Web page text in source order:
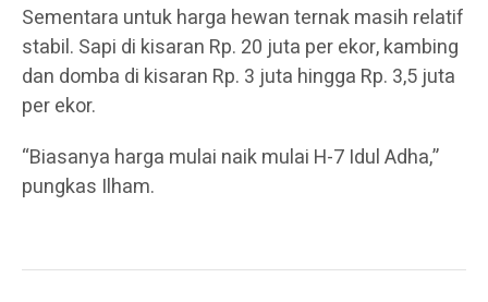
Sementara untuk harga hewan ternak masih relatif
stabil. Sapi di kisaran Rp. 20 juta per ekor, kambing
dan domba di kisaran Rp. 3 juta hingga Rp. 3,5 juta
per ekor.
“Biasanya harga mulai naik mulai H-7 Idul Adha,”
pungkas Ilham.